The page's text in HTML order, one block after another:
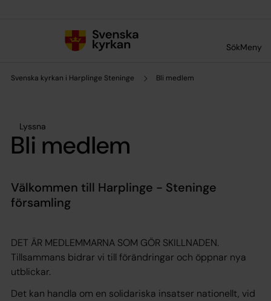
SökMeny
Svenska kyrkan i Harplinge Steninge Bli medlem
Lyssna
Bli medlem
Välkommen till Harplinge - Steninge
församling
DET ÄR MEDLEMMARNA SOM GÖR SKILLNADEN.
Tillsammans bidrar vi till förändringar och öppnar nya
utblickar.
Det kan handla om en solidariska insatser nationellt, vid